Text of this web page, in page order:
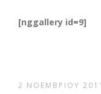
[nggallery id=9]
2 ΝΟΕΜΒΡΊΟΥ